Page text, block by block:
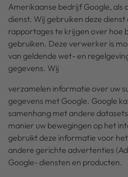
Amerikaanse bedrijf Google, als
dienst. Wij gebruiken deze dienst
rapportages te krijgen over hoe
gebruiken. Deze verwerker is
van geldende wet- en
gegevens. Wij
verzamelen informatie over uw
gegevens met Google. Google
samenhang met andere
manier uw bewegingen op het
gebruikt deze informatie voor
andere gerichte advertenties
Google- diensten en producten.